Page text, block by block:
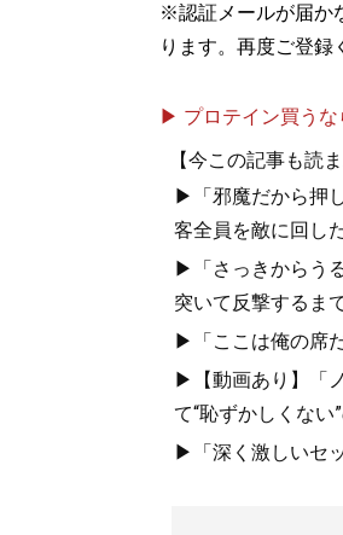
※認証メールが届か
ります。再度ご登録
▶ プロテイン買うな
【今この記事も読
▶「邪魔だから押
客全員を敵に回し
▶「さっきからう
突いて反撃するま
▶「ここは俺の席
▶【動画あり】「
て“恥ずかしくない
▶「深く激しいセ